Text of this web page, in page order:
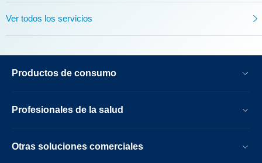
Ver todos los servicios
Productos de consumo
Profesionales de la salud
Otras soluciones comerciales